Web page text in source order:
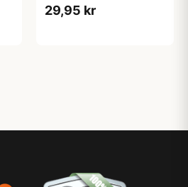
29,95 kr